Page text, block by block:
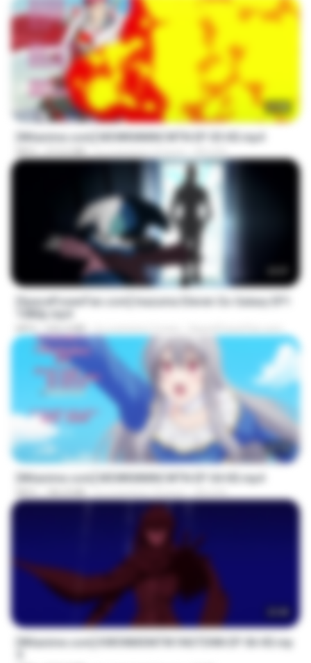
[Witanime.com] MSWKMMNCWTN EP 05 HD.mp4
MP4 213.6 MB il y a environ 12 jours SEIJOS
[SpacePowerFan.com] Inazuma Eleven Go Galaxy EP1
MP4 526.4 MB il y a environ 2 mois SpacePowerFan.com
[Witanime.com] MSWKMMNCWTN EP 04 HD.mp4
MP4 186.8 MB il y a environ 19 jours SEIJOS
[Witanime.com] KWONMSNITIK1NGTDNN EP 06 HD.mp